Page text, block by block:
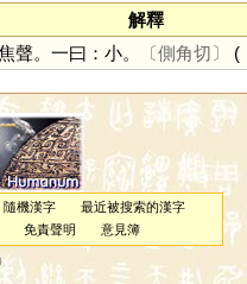
解釋
聲。一曰：小。 〔側角切〕 (
隨機漢字
最近被搜索的漢字
免責聲明 意見簿
）